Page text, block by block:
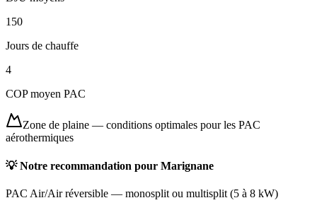
150
Jours de chauffe
4
COP moyen PAC
Zone de plaine — conditions optimales pour les PAC
aérothermiques
💡 Notre recommandation pour Marignane
PAC Air/Air réversible — monosplit ou multisplit (5 à 8 kW)